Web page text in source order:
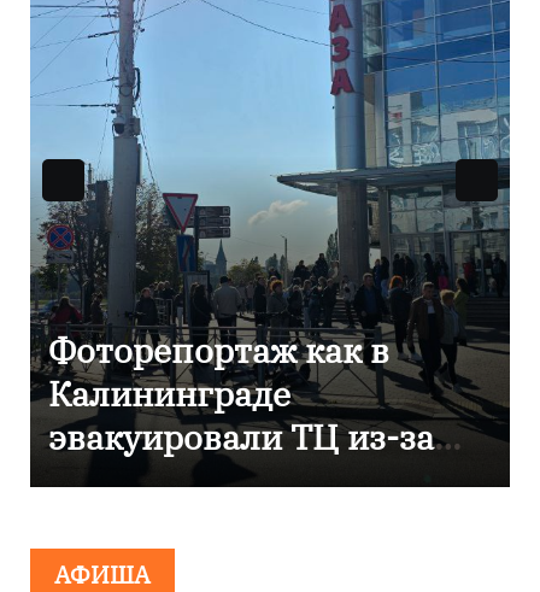
В Калининграде
отметили 80-летие
компании «Россети
Янтарь»
АФИША